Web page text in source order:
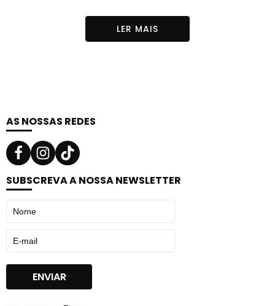
Em seguida, a cuba de alumínio removível facilita a
higienização e a troca de cera. Desta forma, o
Tecnologia Avançada para Resultados Superiores
Display digital retroiluminado:
Cuba de alumínio removível:Garante
distribuição homogénea do calor e limpeza
rápida.
Design preto com tampa:Protege a cera entre
atendimentos e valoriza a estética da bancada.
Como Potenciar os Resultados: O Seu Ritual de
Beleza
LER MAIS
AS NOSSAS REDES
SUBSCREVA A NOSSA NEWSLETTER